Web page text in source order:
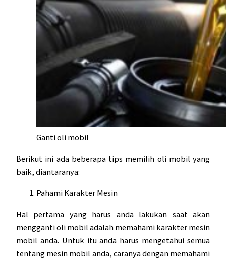
Ganti oli mobil
Berikut ini ada beberapa tips memilih oli mobil yang
baik, diantaranya:
Pahami Karakter Mesin
Hal pertama yang harus anda lakukan saat akan
mengganti oli mobil adalah memahami karakter mesin
mobil anda. Untuk itu anda harus mengetahui semua
tentang mesin mobil anda, caranya dengan memahami